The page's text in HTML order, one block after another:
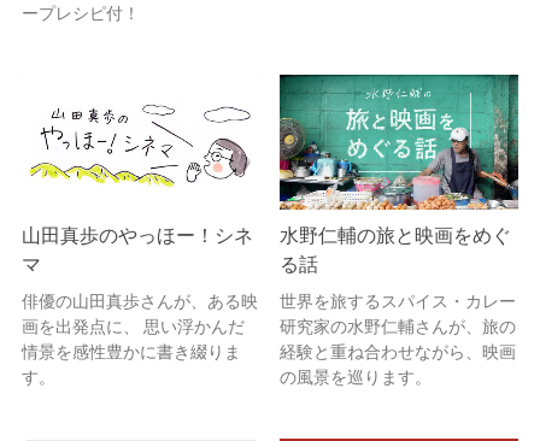
ープレシピ付！
山田真歩のやっほー！シネ
マ
俳優の山田真歩さんが、ある映
画を出発点に、 思い浮かんだ
情景を感性豊かに書き綴りま
す。
水野仁輔の旅と映画をめぐ
る話
世界を旅するスパイス・カレー
研究家の水野仁輔さんが、旅の
経験と重ね合わせながら、映画
の風景を巡ります。